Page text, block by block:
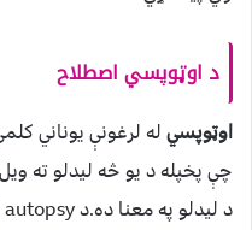
د اوټوپسي اصطلاح
اوټوپسي